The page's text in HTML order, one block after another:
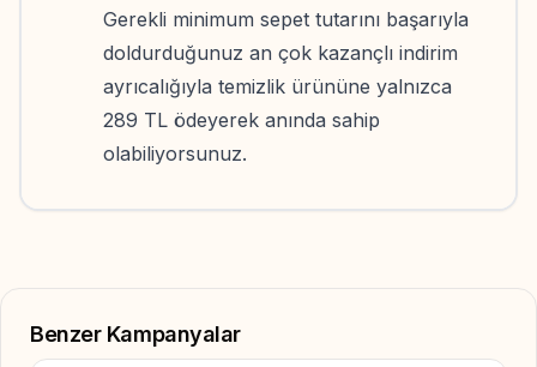
Gerekli minimum sepet tutarını başarıyla
doldurduğunuz an çok kazançlı indirim
ayrıcalığıyla temizlik ürününe yalnızca
289 TL ödeyerek anında sahip
olabiliyorsunuz.
Benzer Kampanyalar